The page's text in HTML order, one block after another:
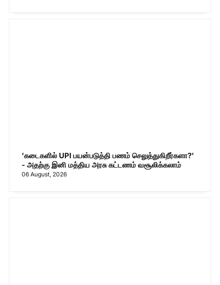
'கடைகளில் UPI பயன்படுத்தி பணம் செலுத்துகிறீர்களா?'
- அதற்கு இனி மத்திய அரசு கட்டணம் வசூலிக்கலாம்
06 August, 2026